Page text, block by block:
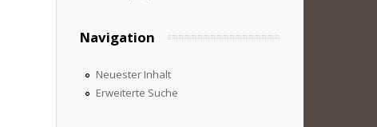
Navigation
Neuester Inhalt
Erweiterte Suche